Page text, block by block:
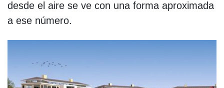
desde el aire se ve con una forma aproximada
a ese número.